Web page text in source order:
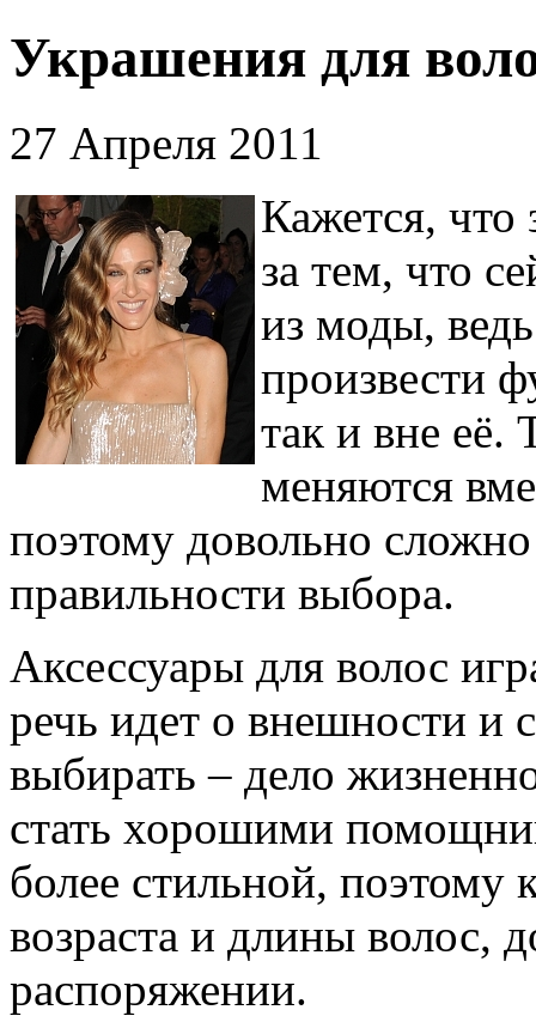
Украшения для
27 Апреля 2011
Кажется, что
за тем, что
из моды,
произвести
так и вне её.
меняются
поэтому довольно
правильности выбора.
Аксессуары для волос
речь идет о внешности и
выбирать – дело
стать хорошими
более стильной, поэтому
возраста и длины волос,
распоряжении.